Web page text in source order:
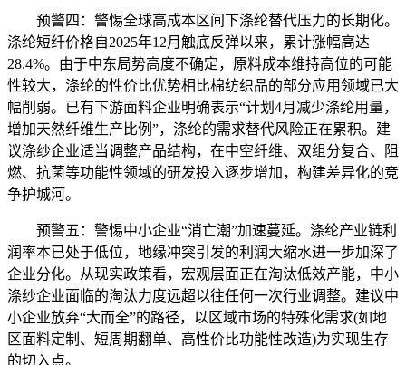
预警四：警惕全球高成本区间下涤纶替代压力的长期化。
涤纶短纤价格自2025年12月触底反弹以来，累计涨幅高达
28.4%。由于中东局势高度不确定，原料成本维持高位的可能
性较大，涤纶的性价比优势相比棉纺织品的部分应用领域已大
幅削弱。已有下游面料企业明确表示“计划4月减少涤纶用量，
增加天然纤维生产比例”，涤纶的需求替代风险正在累积。建
议涤纱企业适当调整产品结构，在中空纤维、双组分复合、阻
燃、抗菌等功能性领域的研发投入逐步增加，构建差异化的竞
争护城河。
预警五：警惕中小企业“消亡潮”加速蔓延。涤纶产业链利
润率本已处于低位，地缘冲突引发的利润大缩水进一步加深了
企业分化。从现实政策看，宏观层面正在淘汰低效产能，中小
涤纱企业面临的淘汰力度远超以往任何一次行业调整。建议中
小企业放弃“大而全”的路径，以区域市场的特殊化需求(如地
区面料定制、短周期翻单、高性价比功能性改造)为实现生存
的切入点。